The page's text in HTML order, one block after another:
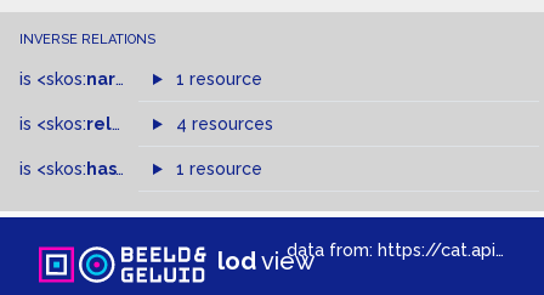
INVERSE RELATIONS
is <skos:narrowMatch >of
1 resource
is <skos:related > of4 resources
is <skos: hasTopConcept >of
1 resource
lodviewdata from: https://cat.apis.beeldengeluid.nl/sparql